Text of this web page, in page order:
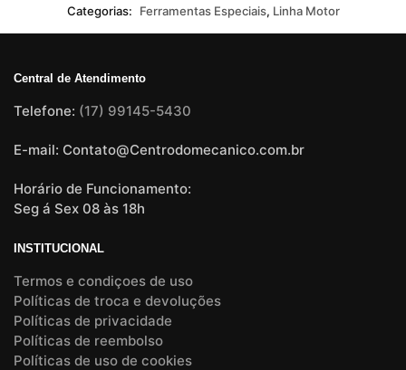
Categorias:
Ferramentas Especiais, Linha Motor
Central de Atendimento
Telefone: (17) 99145-5430
E-mail: Contato@Centrodomecanico.com.br
Horário de Funcionamento:
Seg á Sex 08 às 18h
INSTITUCIONAL
Termos e condiçoes de uso
Políticas de troca e devoluções
Políticas de privacidade
Políticas de reembolso
Políticas de uso de cookies